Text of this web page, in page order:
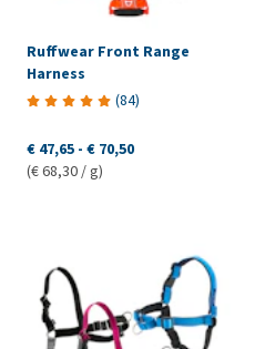
Ruffwear Front Range
Harness
(84)
€ 47,65 - € 70,50
(€ 68,30 / g)